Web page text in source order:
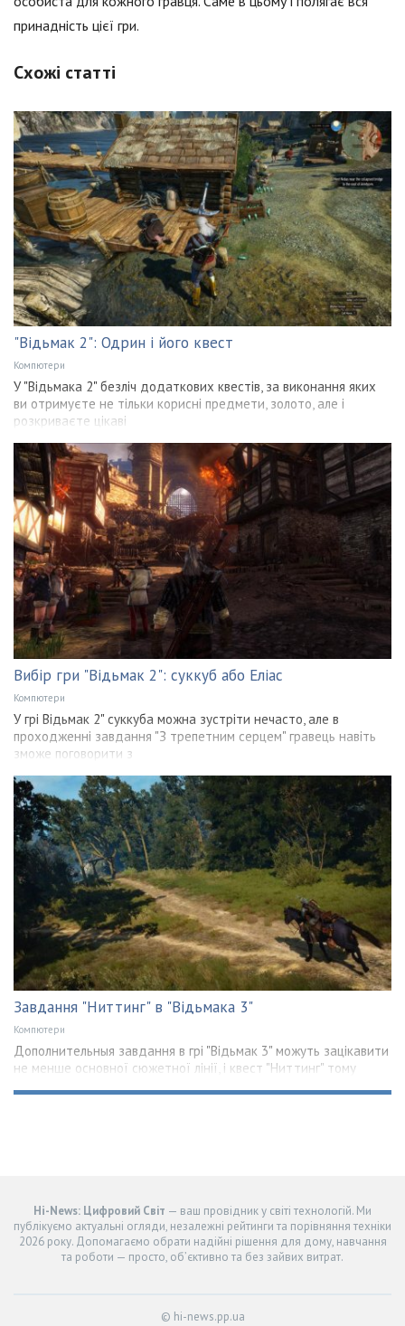
принадність цієї гри.
Схожі статті
"Відьмак 2": Одрин і його квест
Компютери
У "Відьмака 2" безліч додаткових квестів, за виконання яких
ви отримуєте не тільки корисні предмети, золото, але і
розкриваєте цікаві
Вибір гри "Відьмак 2": суккуб або Еліас
Компютери
У грі Відьмак 2" суккуба можна зустріти нечасто, але в
проходженні завдання "З трепетним серцем" гравець навіть
зможе поговорити з
Завдання "Ниттинг" в "Відьмака 3"
Компютери
Дополнительныя завдання в грі "Відьмак 3" можуть зацікавити
не менше основної сюжетної лінії, і квест "Ниттинг" тому
Hi-News: Цифровий Світ — ваш провідник у світі технологій. Ми
публікуємо актуальні огляди, незалежні рейтинги та порівняння техніки
2026 року. Допомагаємо обрати надійні рішення для дому, навчання
та роботи — просто, об’єктивно та без зайвих витрат.
© hi-news.pp.ua